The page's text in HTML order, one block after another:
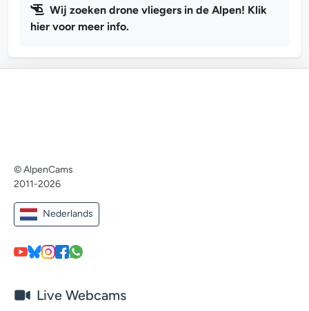
Wij zoeken drone vliegers in de Alpen! Klik
hier voor meer info.
© AlpenCams
2011-2026
Nederlands
Live Webcams